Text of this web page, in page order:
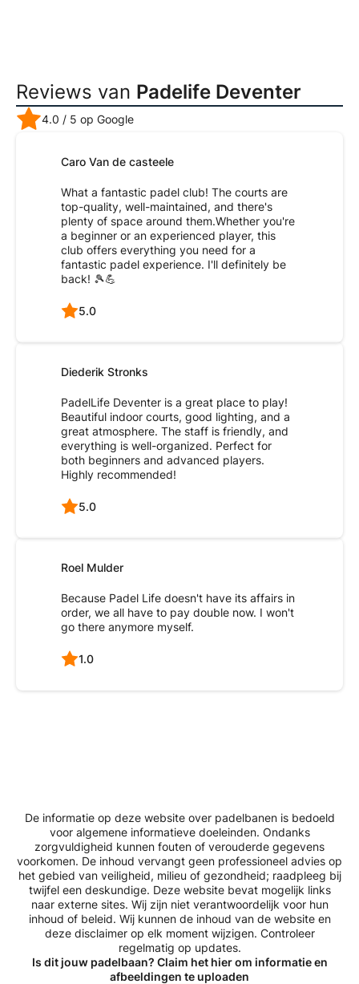
Reviews van Padelife Deventer
4.0 / 5 op Google
Caro Van de casteele
What a fantastic padel club! The courts are
top-quality, well-maintained, and there's
plenty of space around them.Whether you're
a beginner or an experienced player, this
club offers everything you need for a
fantastic padel experience. I'll definitely be
back! 🎾💪
5.0
Diederik Stronks
PadelLife Deventer is a great place to play!
Beautiful indoor courts, good lighting, and a
great atmosphere. The staff is friendly, and
everything is well-organized. Perfect for
both beginners and advanced players.
Highly recommended!
5.0
Roel Mulder
Because Padel Life doesn't have its affairs in
order, we all have to pay double now. I won't
go there anymore myself.
1.0
De informatie op deze website over padelbanen is bedoeld
voor algemene informatieve doeleinden. Ondanks
zorgvuldigheid kunnen fouten of verouderde gegevens
voorkomen. De inhoud vervangt geen professioneel advies op
het gebied van veiligheid, milieu of gezondheid; raadpleeg bij
twijfel een deskundige. Deze website bevat mogelijk links
naar externe sites. Wij zijn niet verantwoordelijk voor hun
inhoud of beleid. Wij kunnen de inhoud van de website en
deze disclaimer op elk moment wijzigen. Controleer
regelmatig op updates.
Is dit jouw padelbaan? Claim het hier om informatie en
afbeeldingen te uploaden